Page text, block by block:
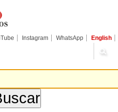
Instagram WhatsApp English